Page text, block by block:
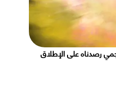
رصدناه على الإطلاق